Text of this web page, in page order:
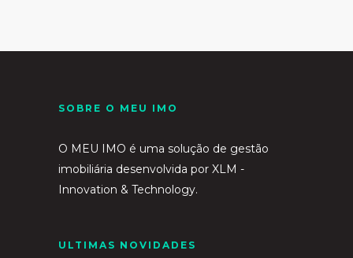
SOBRE O MEU IMO
O MEU IMO é uma solução de gestão
imobiliária desenvolvida por XLM -
Innovation & Technology.
ULTIMAS NOVIDADES